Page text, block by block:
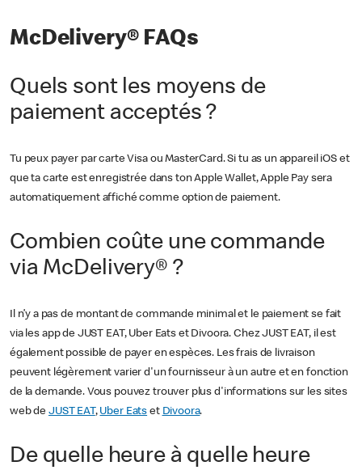
McDelivery® FAQs
Quels sont les moyens de
paiement acceptés ?
Tu peux payer par carte Visa ou MasterCard. Si tu as un appareil iOS et
que ta carte est enregistrée dans ton Apple Wallet, Apple Pay sera
automatiquement affiché comme option de paiement.
Combien coûte une commande
via McDelivery® ?
Il n’y a pas de montant de commande minimal et le paiement se fait
via les app de JUST EAT, Uber Eats et Divoora. Chez JUST EAT, il est
également possible de payer en espèces. Les frais de livraison
peuvent légèrement varier d'un fournisseur à un autre et en fonction
de la demande. Vous pouvez trouver plus d'informations sur les sites
web de JUST EAT, Uber Eats et Divoora.
De quelle heure à quelle heure